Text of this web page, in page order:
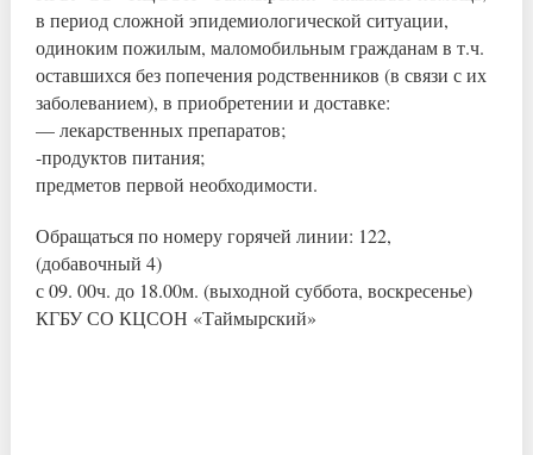
в период сложной эпидемиологической ситуации,
одиноким пожилым, маломобильным гражданам в т.ч.
оставшихся без попечения родственников (в связи с их
заболеванием), в приобретении и доставке:
— лекарственных препаратов;
-продуктов питания;
предметов первой необходимости.
Обращаться по номеру горячей линии: 122,
(добавочный 4)
с 09. 00ч. до 18.00м. (выходной суббота, воскресенье)
КГБУ СО КЦСОН «Таймырский»